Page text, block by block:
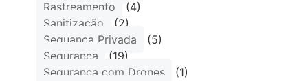
Rastreamento
(4)
Sanitização
(2)
Seguança Privada
(5)
Segurança
(19)
Segurança com Drones
(1)